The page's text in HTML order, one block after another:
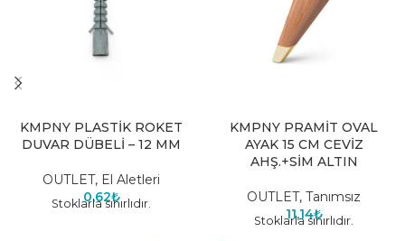
KMPNY PLASTİK ROKET
DUVAR DÜBELİ – 12 MM
OUTLET, El Aletleri
0,62₺
Stoklarla sınırlıdır.
KMPNY PRAMİT OVAL
AYAK 15 CM CEVİZ
AHŞ.+SİM ALTIN
OUTLET, Tanımsız
11,14₺
Stoklarla sınırlıdır.